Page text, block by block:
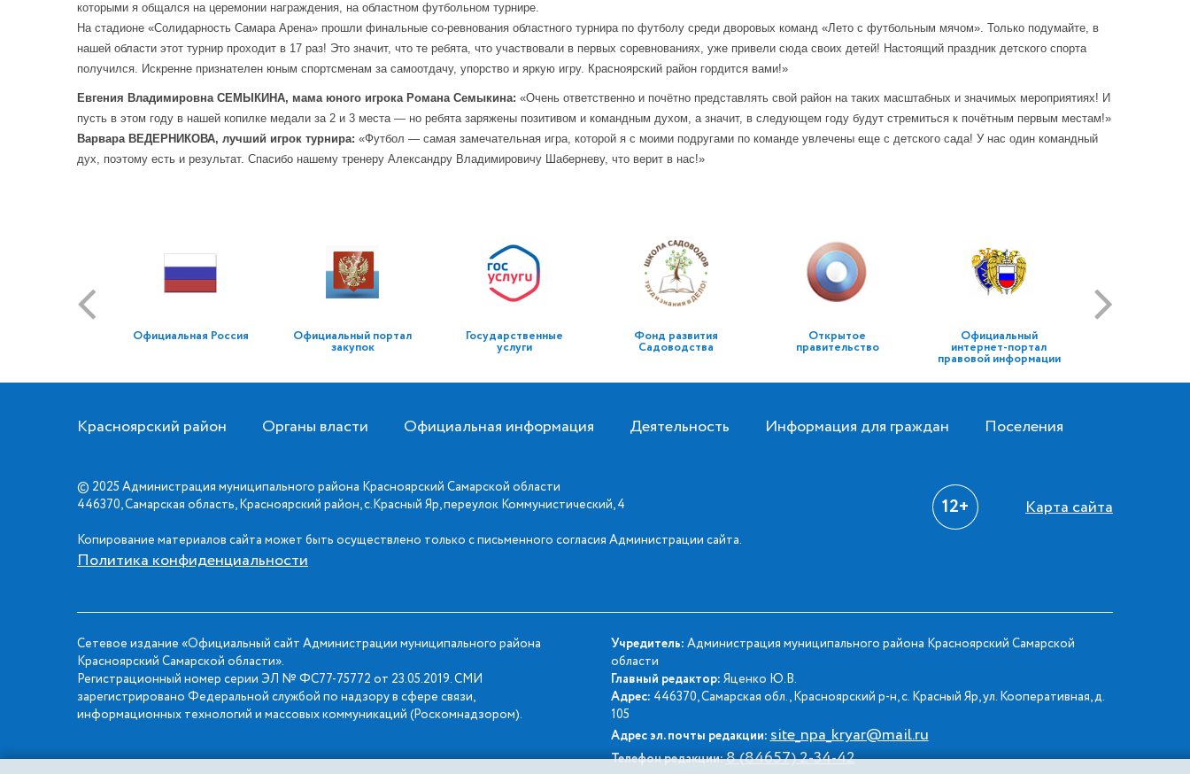
которыми я общался на церемонии награждения, на областном футбольном турнире.
На стадионе «Солидарность Самара Арена» прошли финальные со-ревнования областного турнира по футболу среди дворовых команд «Лето с футбольным мячом». Только подумайте, в
нашей области этот турнир проходит в 17 раз! Это значит, что те ребята, что участвовали в первых соревнованиях, уже привели сюда своих детей! Настоящий праздник детского спорта
получился. Искренне признателен юным спортсменам за самоотдачу, упорство и яркую игру. Красноярский район гордится вами!»
Евгения Владимировна СЕМЫКИНА, мама юного игрока Романа Семыкина: «Очень ответственно и почётно представлять свой район на таких масштабных и значимых мероприятиях! И
пусть в этом году в нашей копилке медали за 2 и 3 места — но ребята заряжены позитивом и командным духом, а значит, в следующем году будут стремиться к почётным первым местам!»
Варвара ВЕДЕРНИКОВА, лучший игрок турнира: «Футбол — самая замечательная игра, которой я с моими подругами по команде увлечены еще с детского сада! У нас один командный
дух, поэтому есть и результат. Спасибо нашему тренеру Александру Владимировичу Шаберневу, что верит в нас!»
Официальная Россия Официальный портал
закупок
Государственные
услуги
Фонд развития
Садоводства
Открытое
правительство
Официальный
интернет-портал
правовой информации
Красноярский район Органы власти Официальная информация Деятельность Информация для граждан Поселения
© 2025 Администрация муниципального района Красноярский Самарской области
446370, Самарская область, Красноярский район, с.Красный Яр, переулок Коммунистический, 4
Копирование материалов сайта может быть осуществлено только с письменного согласия Администрации сайта.
Политика конфиденциальности
12+ Карта сайта
Сетевое издание «Официальный сайт Администрации муниципального района
Красноярский Самарской области».
Регистрационный номер серии ЭЛ № ФС77-75772 от 23.05.2019. СМИ
зарегистрировано Федеральной службой по надзору в сфере связи,
информационных технологий и массовых коммуникаций (Роскомнадзором).
Учредитель: Администрация муниципального района Красноярский Самарской
области
Главный редактор: Яценко Ю.В.
Адрес: 446370, Самарская обл., Красноярский р-н, с. Красный Яр, ул. Кооперативная, д.
105
Адрес эл. почты редакции:site_npa_kryar@mail.ru
Телефон редакции:8 (84657) 2-34-42